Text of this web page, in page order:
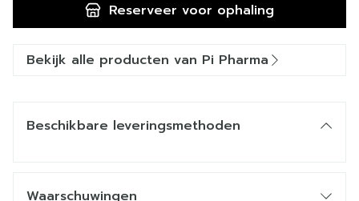
Reserveer voor ophaling
Bekijk alle producten van Pi Pharma
Beschikbare leveringsmethoden
Waarschuwingen